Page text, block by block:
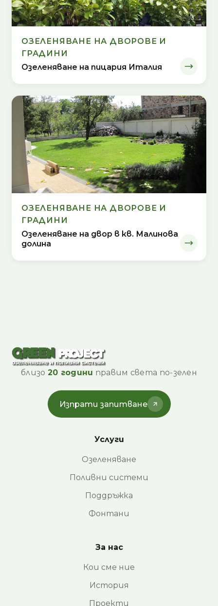
ОЗЕЛЕНЯВАНЕ НА ДВОРОВЕ И
ГРАДИНИ
Озеленяване на пицария Италия
ОЗЕЛЕНЯВАНЕ НА ДВОРОВЕ И
ГРАДИНИ
Озеленяване на двор в кв. Малинова
долина
близо 20 години правим света по-зелен
Изпрати запитване
Услуги
Озеленяване
Поливни системи
Поддръжка
Фонтани
За нас
Кои сме ние
История
Проекти